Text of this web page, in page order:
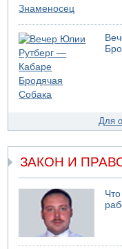
Хуситы сообщают об
Левые активисты
"Религиозного
05.08.2026 06:42
В Дубае
Еще один
Для
ЗАКОН И